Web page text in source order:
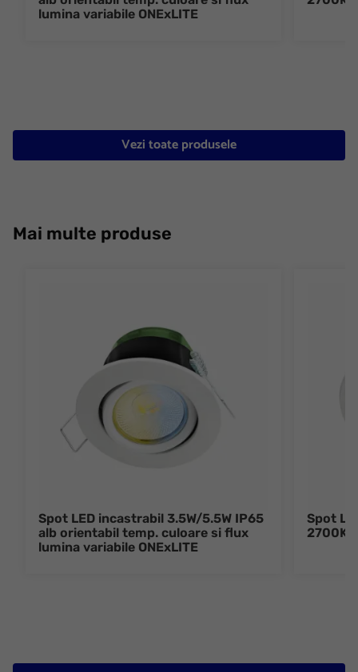
lumina variabile ONExLITE
Vezi toate produsele
Mai multe produse
Spot LED incastrabil 3.5W/5.5W IP65
alb orientabil temp. culoare si flux
lumina variabile ONExLITE
Spot
2700K/